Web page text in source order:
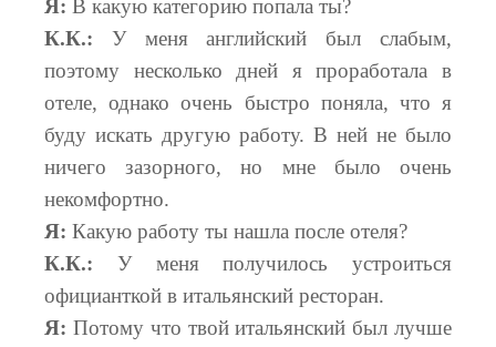
Я: В какую категорию попала ты?
К.К.: У меня английский был слабым,
поэтому несколько дней я проработала в
отеле, однако очень быстро поняла, что я
буду искать другую работу. В ней не было
ничего зазорного, но мне было очень
некомфортно.
Я: Какую работу ты нашла после отеля?
К.К.: У меня получилось устроиться
официанткой в итальянский ресторан.
Я: Потому что твой итальянский был лучше